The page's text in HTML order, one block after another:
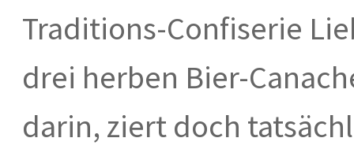
Traditions-Confiserie
drei herben Bier-
darin, ziert doch